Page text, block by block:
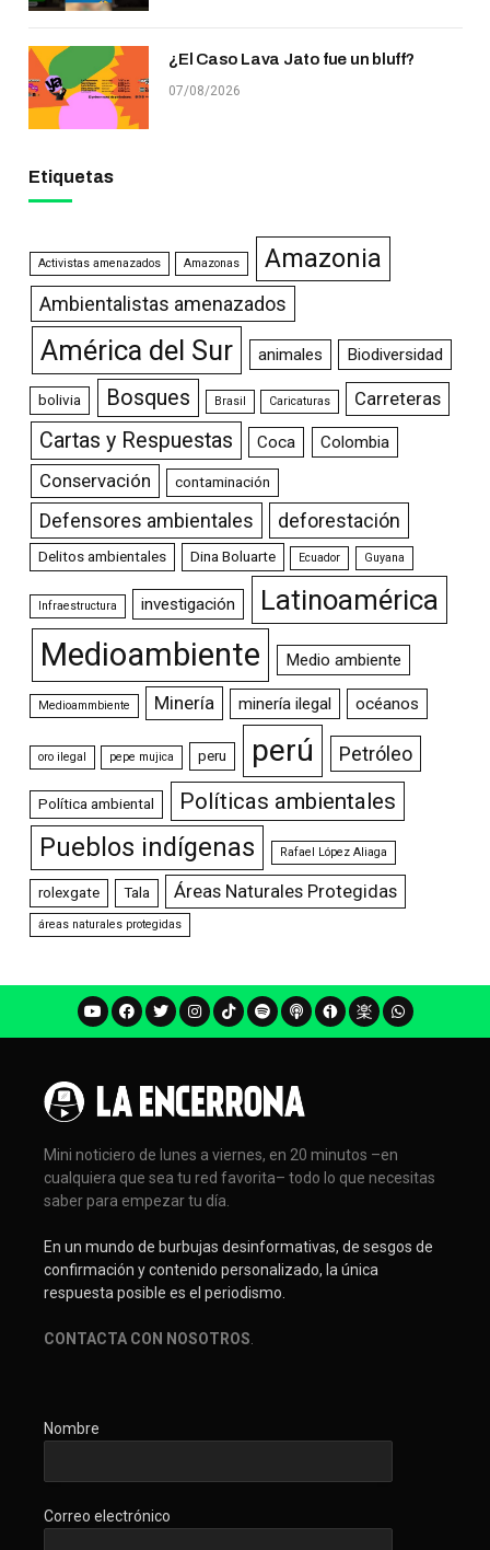
¿El Caso Lava Jato fue un bluff?
07/08/2026
Etiquetas
Activistas amenazados Amazonas Amazonia
Ambientalistas amenazados
América del Sur animales Biodiversidad
bolivia Bosques Brasil Caricaturas Carreteras
Cartas y Respuestas Coca Colombia
Conservación contaminación
Defensores ambientales deforestación
Delitos ambientales Dina Boluarte Ecuador Guyana
Infraestructura investigación Latinoamérica
Medioambiente Medio ambiente
Medioammbiente Minería minería ilegal océanos
oro ilegal pepe mujica peru perú Petróleo
Política ambiental Políticas ambientales
Pueblos indígenas Rafael López Aliaga
rolexgate Tala Áreas Naturales Protegidas
áreas naturales protegidas
Mini noticiero de lunes a viernes, en 20 minutos –en
cualquiera que sea tu red favorita– todo lo que necesitas
saber para empezar tu día.
En un mundo de burbujas desinformativas, de sesgos de
confirmación y contenido personalizado, la única
respuesta posible es el periodismo.
CONTACTA CON NOSOTROS
Nombre
Correo electrónico